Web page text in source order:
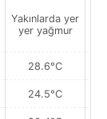
Yakınlarda yer
yer yağmur
28.6°C
24.5°C